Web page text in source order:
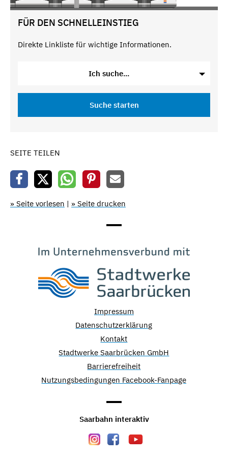
FÜR DEN SCHNELLEINSTIEG
Direkte Linkliste für wichtige Informationen.
Ich suche...
Suche starten
SEITE TEILEN
» Seite vorlesen | » Seite drucken
Impressum
Datenschutzerklärung
Kontakt
Stadtwerke Saarbrücken GmbH
Barrierefreiheit
Nutzungsbedingungen Facebook-Fanpage
Saarbahn interaktiv